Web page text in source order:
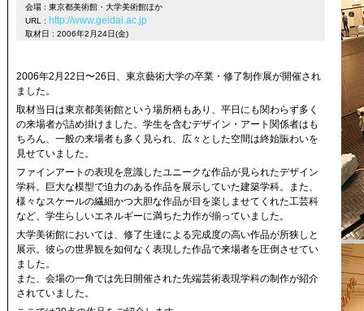
会場 : 東京都美術館・大学美術館ほか
URL : http://www.geidai.ac.jp
取材日 : 2006年2月24日(金)
2006年2月22日〜26日、東京藝術大学の卒業・修了制作展が開催され
ました。
取材当日は東京都美術館という場所柄もあり、平日にも関わらず多く
の来場者が詰め掛けました。学生を含むデザイン・アート関係者はも
ちろん、一般の来場者も多く見られ、広々とした空間は終始賑わいを
見せていました。
ファインアートの表現を意識したユニークな作品が見られたデザイン
学科。巨大な模型で迫力のある作品を展示していた建築学科。また、
様々なスケールの繊細かつ大胆な作品が目を楽しませてくれた工芸科
など、学生らしいエネルギーに満ちた力作が揃っていました。
大学美術館においては、修了生達による完成度の高い作品が所狭しと
展示。彼らの世界観を如何なく表現した作品で来場者を圧倒させてい
ました。
また、会場の一角では先日開催された先端芸術表現学科の制作が紹介
されていました。